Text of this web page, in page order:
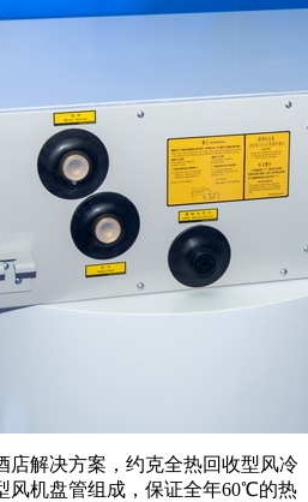
店解决方案，约克全热回收型风冷
风机盘管组成，保证全年60℃的热